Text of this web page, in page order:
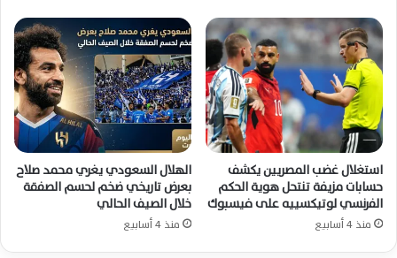
استغلال غضب المصريين يكشف
حسابات مزيفة تنتحل هوية الحكم
الفرنسي لوتيكسييه على فيسبوك
منذ 4 أسابيع
الهلال السعودي يغري محمد صلاح
بعرض تاريخي ضخم لحسم الصفقة
خلال الصيف الحالي
منذ 4 أسابيع